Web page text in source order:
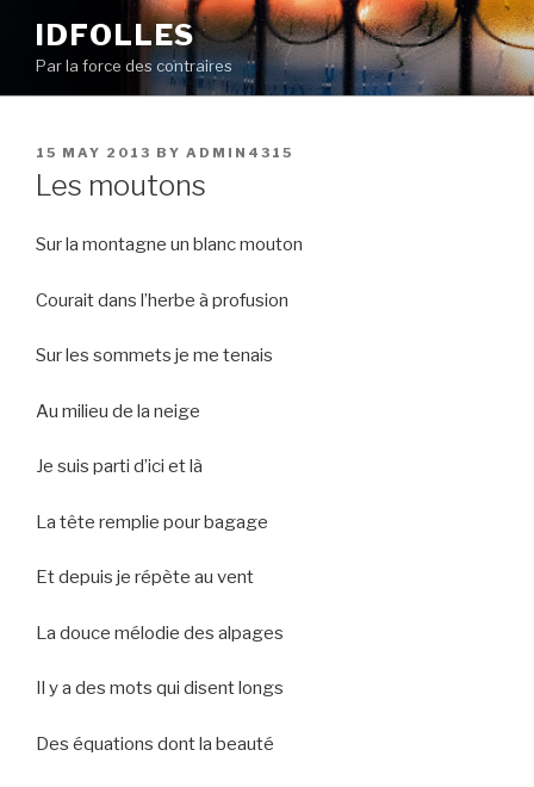
content
IDFOLLES
Par la force des contraires
POSTED
ON
15 MAY 2013 BY ADMIN4315
Les moutons
Sur la montagne un blanc mouton
Courait dans l’herbe à profusion
Sur les sommets je me tenais
Au milieu de la neige
Je suis parti d’ici et là
La tête remplie pour bagage
Et depuis je répète au vent
La douce mélodie des alpages
Il y a des mots qui disent longs
Des équations dont la beauté